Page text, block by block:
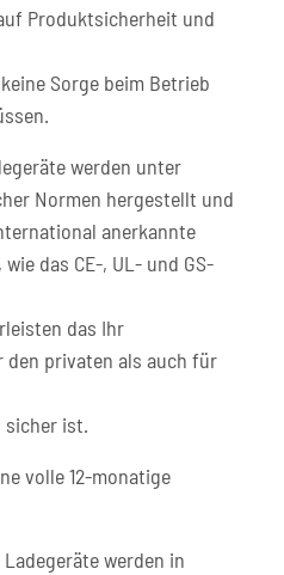
Produktsicherheit und
Sorge beim Betrieb
werden unter
Normen hergestellt und
anerkannte
das CE-, UL- und GS-
das Ihr
privaten als auch für
sicher ist.
volle 12-monatige
werden in